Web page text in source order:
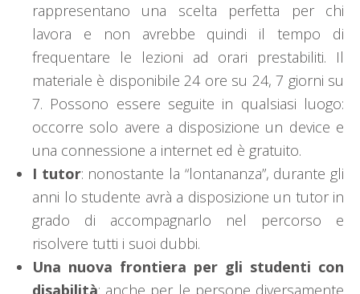
rappresentano una scelta perfetta per chi
lavora e non avrebbe quindi il tempo di
frequentare le lezioni ad orari prestabiliti. Il
materiale è disponibile 24 ore su 24, 7 giorni su
7. Possono essere seguite in qualsiasi luogo:
occorre solo avere a disposizione un device e
una connessione a internet ed è gratuito.
I tutor: nonostante la “lontananza”, durante gli
anni lo studente avrà a disposizione un tutor in
grado di accompagnarlo nel percorso e
risolvere tutti i suoi dubbi.
Una nuova frontiera per gli studenti con